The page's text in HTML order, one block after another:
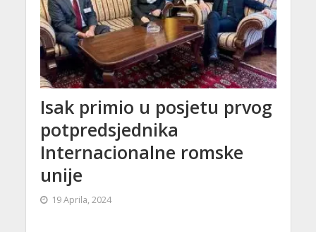
Isak primio u posjetu prvog
potpredsjednika
Internacionalne romske
unije
19 Aprila, 2024